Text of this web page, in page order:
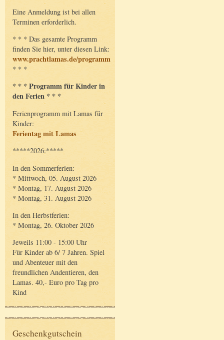
Eine Anmeldung ist bei allen
Terminen erforderlich.
* * * Das gesamte Programm
finden Sie hier, unter diesen Link:
www.prachtlamas.de/programm
* * *
* * * Programm für Kinder in
den Ferien * * *
Ferienprogramm mit Lamas für
Kinder:
Ferientag mit Lamas
*****2026:*****
In den Sommerferien:
* Mittwoch, 05. August 2026
* Montag, 17. August 2026
* Montag, 31. August 2026
In den Herbstferien:
* Montag, 26. Oktober 2026
Jeweils 11:00 - 15:00 Uhr
Für Kinder ab 6/ 7 Jahren. Spiel
und Abenteuer mit den
freundlichen Andentieren, den
Lamas. 40,- Euro pro Tag pro
Kind
Geschenkgutschein